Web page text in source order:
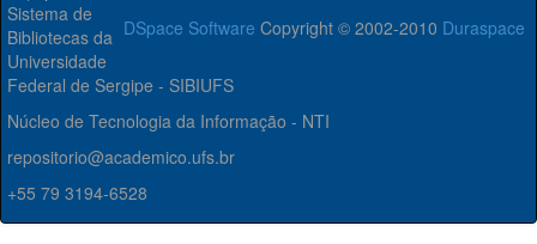
DSpace Software Copyright © 2002-2010 Duraspace
Sistema de
Bibliotecas da
Universidade
Federal de Sergipe - SIBIUFS
Núcleo de Tecnologia da Informação - NTI
repositorio@academico.ufs.br
+55 79 3194-6528